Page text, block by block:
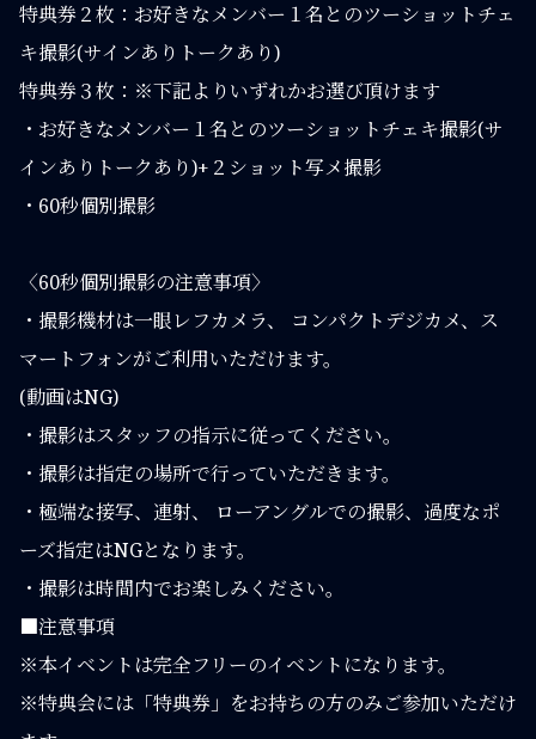
特典券２枚：お好きなメンバー１名とのツーショットチェ
キ撮影(サインありトークあり)
特典券３枚：※下記よりいずれかお選び頂けます
・お好きなメンバー１名とのツーショットチェキ撮影(サ
インありトークあり)+２ショット写メ撮影
・60秒個別撮影
〈60秒個別撮影の注意事項〉
・撮影機材は一眼レフカメラ、 コンパクトデジカメ、ス
マートフォンがご利用いただけます。
(動画はNG)
・撮影はスタッフの指示に従ってください。
・撮影は指定の場所で行っていただきます。
・極端な接写、連射、 ローアングルでの撮影、過度なポ
ーズ指定はNGとなります。
・撮影は時間内でお楽しみください。
■注意事項
※本イベントは完全フリーのイベントになります。
※特典会には「特典券」をお持ちの方のみご参加いただけ